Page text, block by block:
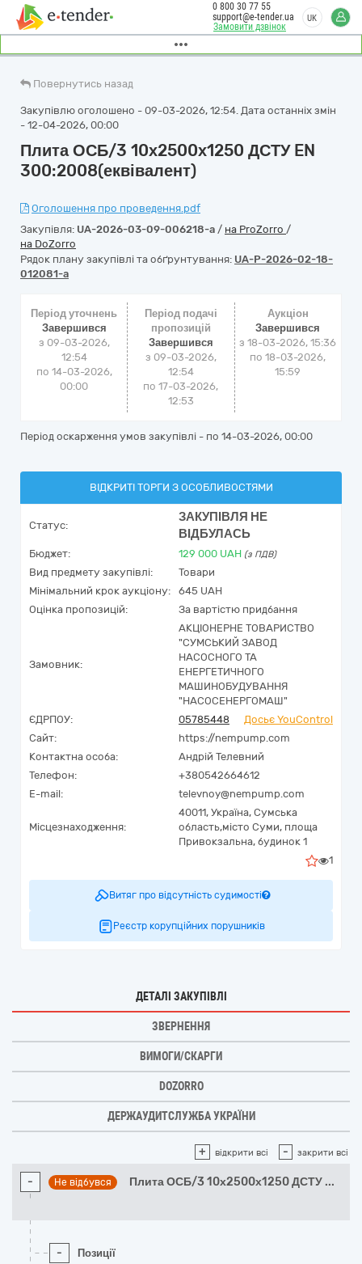
Замовити дзвінок
0 800 30 77 55
support@e-tender.ua
UK
Повернутись назад
Закупівлю оголошено - 09-03-2026, 12:54. Дата останніх змін
- 12-04-2026, 00:00
Плита ОСБ/3 10х2500х1250 ДСТУ EN
300:2008(еквівалент)
Оголошення про проведення.pdf
Закупівля: UA-2026-03-09-006218-a / на ProZorro /
на DoZorro
Рядок плану закупівлі та обґрунтування: UA-P-2026-02-18-
012081-a
Період уточнень
Завершився
з 09-03-2026,
12:54
по 14-03-2026,
00:00
Період подачі
пропозицій
Завершився
з 09-03-2026,
12:54
по 17-03-2026,
12:53
Аукціон
Завершився
з18-03-2026, 15:36
по18-03-2026,
15:59
Період оскарження умов закупівлі - по 14-03-2026, 00:00
ВІДКРИТІ ТОРГИ З ОСОБЛИВОСТЯМИ
Статус:
ЗАКУПІВЛЯ НЕ
ВІДБУЛАСЬ
Бюджет: 129 000 UAH (з ПДВ)
Вид предмету закупівлі:
Товари
Мінімальний крок аукціону:
645 UAH
Оцінка пропозицій:
За вартістю придбання
Замовник:
АКЦІОНЕРНЕ ТОВАРИСТВО
"СУМСЬКИЙ ЗАВОД
НАСОСНОГО ТА
ЕНЕРГЕТИЧНОГО
МАШИНОБУДУВАННЯ
"НАСОСЕНЕРГОМАШ"
ЄДРПОУ:
05785448
Досьє YouControl
Сайт:
https://nempump.com
Контактна особа:
Андрій Телевний
Телефон:
+380542664612
E-mail:
televnoy@nempump.com
Місцезнаходження:
40011, Україна, Сумська
область,місто Суми, площа
Привокзальна, будинок 1
1
Витяг про відсутність судимості
Реєстр корупційних порушників
ДЕТАЛІ ЗАКУПІВЛІ
ЗВЕРНЕННЯ
ВИМОГИ/СКАРГИ
DOZORRO
ДЕРЖАУДИТСЛУЖБА УКРАЇНИ
+ відкрити всі - закрити всі
- Не відбувся Плита ОСБ/3 10х2500х1250 ДСТУ ...
- Позиції